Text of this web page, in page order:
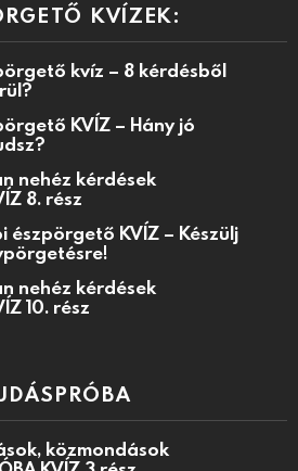
KVÍZEK:
kvíz – 8 kérdésből
KVÍZ – Hány jó
nehéz kérdések
8. rész
észpörgető KVÍZ – Készülj
nehéz kérdések
10. rész
közmondások